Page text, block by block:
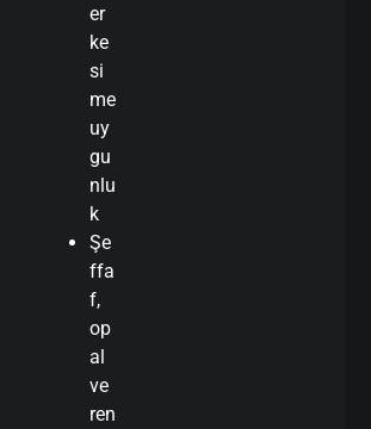
er
ke
si
me
uy
gu
nlu
k
Şe
ffa
f,
op
al
ve
ren